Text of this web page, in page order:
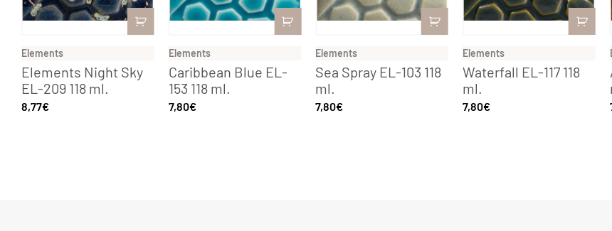
Elements
Elements Night Sky
EL-209 118 ml.
8,77€
Elements
Caribbean Blue EL-
153 118 ml.
7,80€
Elements
Sea Spray EL-103 118
ml.
7,80€
Elements
Waterfall EL-117 118
ml.
7,80€